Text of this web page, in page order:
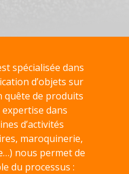
spécialisée dans
d’objets sur
quête de produits
dans
d’activités
maroquinerie,
nous permet de
du processus :